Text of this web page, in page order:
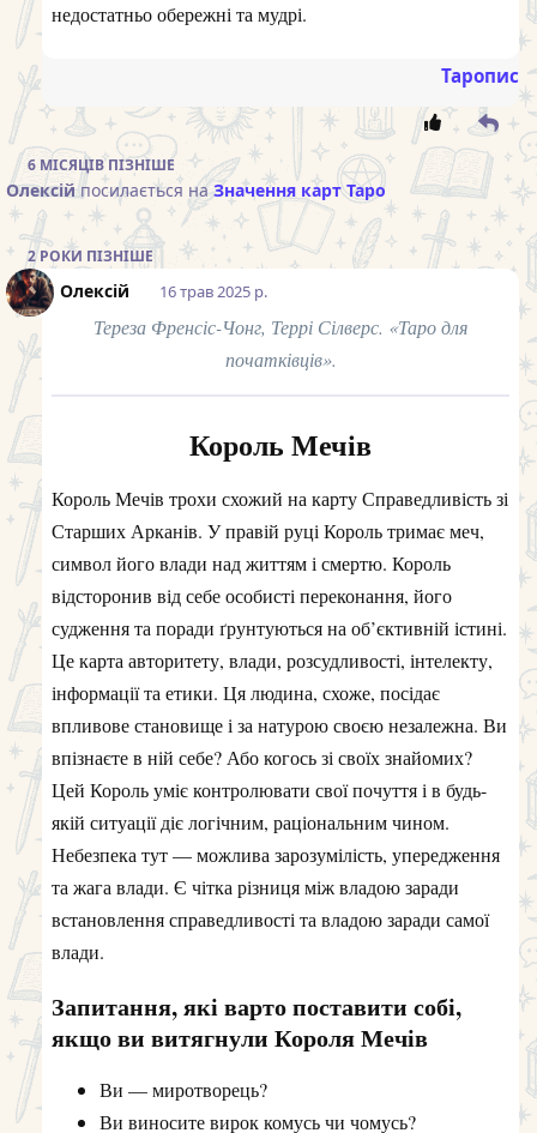
недостатньо обережні та мудрі.
Таропис
6 МІСЯЦІВПІЗНІШЕ
Олексійпосилається наЗначення карт Таро
2 РОКИ ПІЗНІШЕ
Олексій 16 трав 2025 р.
Тереза Френсіс-Чонг, Террі Сілверс. «Таро для
початківців».
Король Мечів
Король Мечів трохи схожий на карту Справедливість зі
Старших Арканів. У правій руці Король тримає меч,
символ його влади над життям і смертю. Король
відсторонив від себе особисті переконання, його
судження та поради ґрунтуються на об’єктивній істині.
Це карта авторитету, влади, розсудливості, інтелекту,
інформації та етики. Ця людина, схоже, посідає
впливове становище і за натурою своєю незалежна. Ви
впізнаєте в ній себе? Або когось зі своїх знайомих?
Цей Король уміє контролювати свої почуття і в будь-
якій ситуації діє логічним, раціональним чином.
Небезпека тут — можлива зарозумілість, упередження
та жага влади. Є чітка різниця між владою заради
встановлення справедливості та владою заради самої
влади.
Запитання, які варто поставити собі,
якщо ви витягнули Короля Мечів
Ви — миротворець?
Ви виносите вирок комусь чи чомусь?